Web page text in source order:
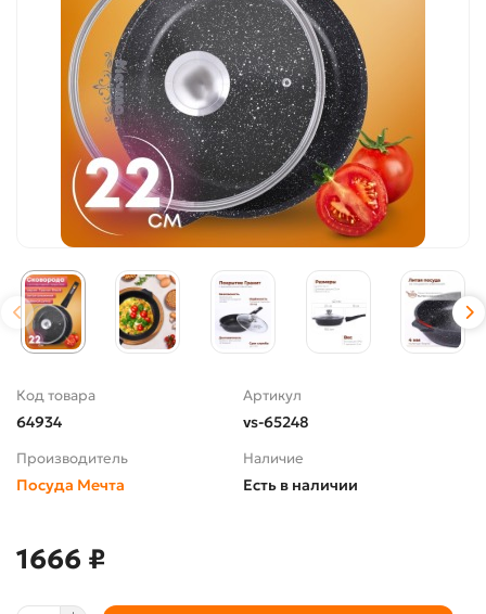
Код товара
64934
Артикул
vs-65248
Производитель
Посуда Мечта
Наличие
Есть в наличии
1666 ₽